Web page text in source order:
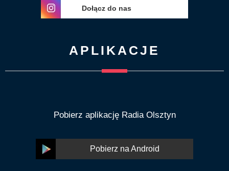
Dołącz do nas
APLIKACJE
Pobierz aplikację Radia Olsztyn
Pobierz na Android